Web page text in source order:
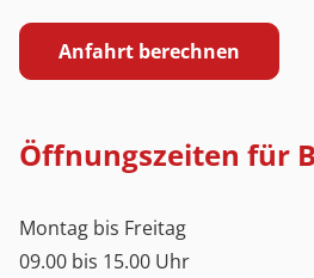
Anfahrt berechnen
Öffnungszeiten für
Montag bis Freitag
09.00 bis 15.00 Uhr